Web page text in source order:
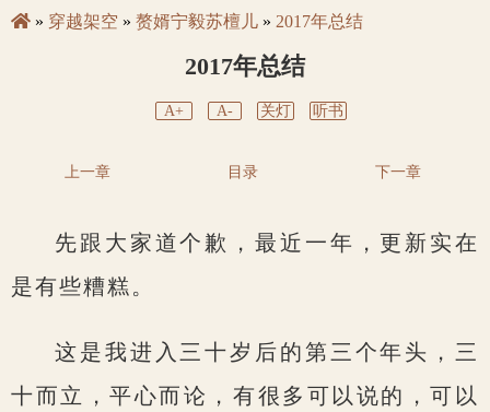
» 穿越架空 » 赘婿宁毅苏檀儿 » 2017年总结
2017年总结
A+ A- 关灯 听书
上一章 目录 下一章
先跟大家道个歉，最近一年，更新实在
是有些糟糕。
这是我进入三十岁后的第三个年头，三
十而立，平心而论，有很多可以说的，可以